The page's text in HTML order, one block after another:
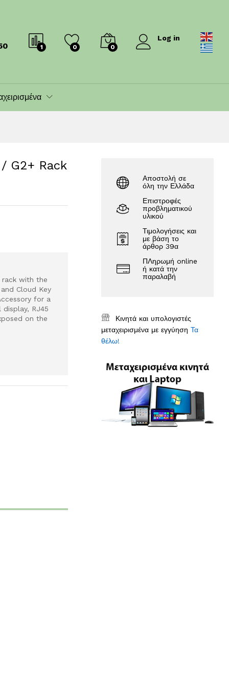
1 0 0
Log in
G2+ Rack
rack with the
Cloud Key
for a
RJ45
on the
Αποστολή σε
όλη την Ελλάδα
Επιστροφές
προβληματικού
υλικού
Τιμολογήσεις και
με βάση το
άρθορ 39α
ΠΛηρωμή online
ή κατά την
παραλαβή
Κινητά και υπολογιστές
μεταχειρισμένα με εγγύησηΤα
θέλω!